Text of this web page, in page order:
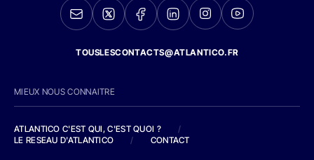
TOUSLESCONTACTS@ATLANTICO.FR
MIEUX NOUS CONNAITRE
ATLANTICO C'EST QUI, C'EST QUOI ?
/
LE RESEAU D'ATLANTICO
/ CONTACT